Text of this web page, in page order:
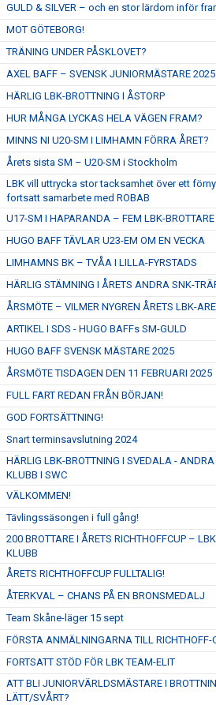
GULD & SILVER – och en stor lärdom inför
MOT GÖTEBORG!
TRÄNING UNDER PÅSKLOVET?
AXEL BAFF – SVENSK JUNIORMÄSTARE 2025
HÄRLIG LBK-BROTTNING I ÅSTORP
HUR MÅNGA LYCKAS HELA VÄGEN FRAM?
MINNS NI U20-SM I LIMHAMN FÖRRA ÅRET?
Årets sista SM – U20-SM i Stockholm
LBK vill uttrycka stor tacksamhet över ett
fortsatt samarbete med ROBAB
U17-SM I HAPARANDA – FEM LBK-BROTTARE
HUGO BAFF TÄVLAR U23-EM OM EN VECKA
LIMHAMNS BK – TVÅA I LILLA-FYRSTADS
HÄRLIG STÄMNING I ÅRETS ANDRA SNK-
ÅRSMÖTE – VILMER NYGREN ÅRETS LBK-
ARTIKEL I SDS - HUGO BAFFs SM-GULD
HUGO BAFF SVENSK MÄSTARE 2025
ÅRSMÖTE TISDAGEN DEN 11 FEBRUARI 2025
FULL FART REDAN FRÅN BÖRJAN!
GOD FORTSÄTTNING!
Snart terminsavslutning 2024
HÄRLIG LBK-BROTTNING I SVEDALA -
KLUBB I SWC
VÄLKOMMEN!
Tävlingssäsongen i full gång!
200 BROTTARE I ÅRETS RICHTHOFFCUP –
KLUBB
ÅRETS RICHTHOFFCUP FULLTALIG!
ÅTERKVAL – CHANS PÅ EN BRONSMEDALJ
Team Skåne-läger 15 sept
FÖRSTA ANMÄLNINGARNA TILL RICHTHOFF-
FORTSATT STÖD FÖR LBK TEAM-ELIT
ATT BLI JUNIORVÄRLDSMÄSTARE I
LÄTT/SVÅRT?